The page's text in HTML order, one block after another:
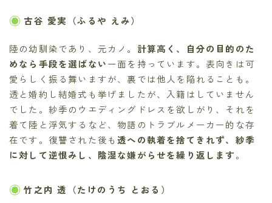
古谷 愛実（ふるや えみ）
陸の幼馴染であり、元カノ。 計算高く、自分の目的のた
めなら手段を選ばない一面を持っています。表向きは可
愛らしく振る舞いますが、裏では他人を陥れることも。
透と婚約し結婚式も挙げましたが、入籍はしていません
でした。紗季のウエディングドレスを欲しがり、それを
着て陸と浮気するなど、物語のトラブルメーカー的な存
在です。復讐された後も透への執着を捨てきれず、紗季
に対して逆恨みし、陰湿な嫌がらせを繰り返します。
竹之内 透（たけのうち とおる）